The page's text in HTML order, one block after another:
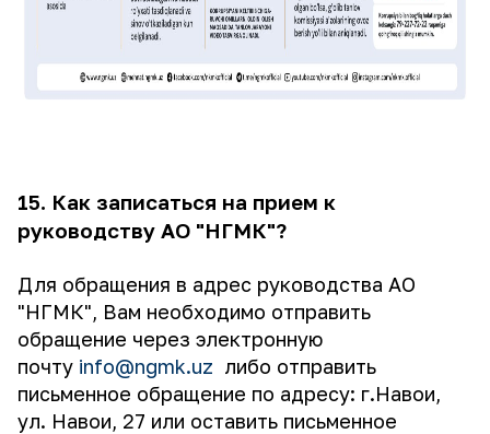
15. Как записаться на прием к
руководству АО "НГМК"?
Для обращения в адрес руководства АО
"НГМК", Вам необходимо отправить
обращение через электронную
почту info@ngmk.uz либо отправить
письменное обращение по адресу: г.Навои,
ул. Навои, 27 или оставить письменное